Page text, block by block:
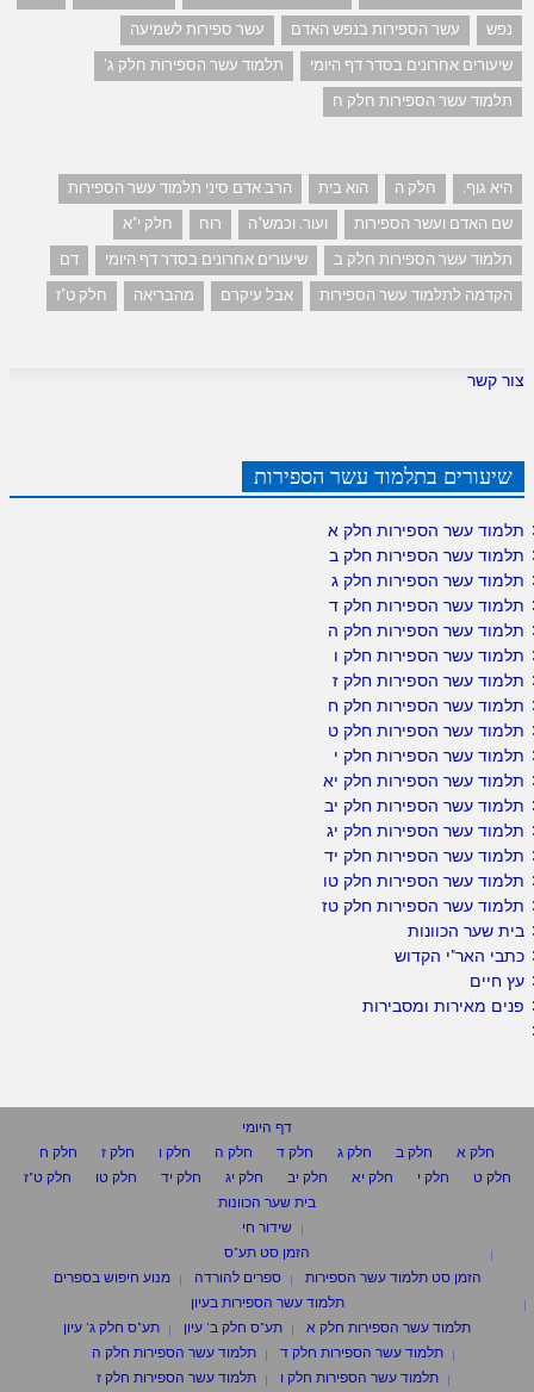
נפש
עשר הספירות בנפש האדם
עשר ספירות לשמיעה
שיעורים אחרונים בסדר דף היומי
תלמוד עשר הספירות חלק ג'
תלמוד עשר הספירות חלק ח
היא גוף. חלק ה הוא בית
הרב אדם סיני תלמוד עשר הספירות
שם האדם ועשר הספירות
ועור. וכמש"ה רוח
חלק י"א
תלמוד עשר הספירות חלק ב
שיעורים אחרונים בסדר דף היומי
דם
הקדמה לתלמוד עשר הספירות
אבל עיקרם מהבריאה חלק ט"ז
צור קשר
שיעורים בתלמוד עשר הספירות
תלמוד עשר הספירות חלק א
תלמוד עשר הספירות חלק ב
תלמוד עשר הספירות חלק ג
תלמוד עשר הספירות חלק ד
תלמוד עשר הספירות חלק ה
תלמוד עשר הספירות חלק ו
תלמוד עשר הספירות חלק ז
תלמוד עשר הספירות חלק ח
תלמוד עשר הספירות חלק ט
תלמוד עשר הספירות חלק י
תלמוד עשר הספירות חלק יא
תלמוד עשר הספירות חלק יב
תלמוד עשר הספירות חלק יג
תלמוד עשר הספירות חלק יד
תלמוד עשר הספירות חלק טו
תלמוד עשר הספירות חלק טז
בית שער הכוונות
כתבי האר"י הקדוש
עץ חיים
פנים מאירות ומסבירות
דף היומי
חלק א
חלק ב חלק ג חלק ד חלק ה חלק ו חלק ז
חלק ח
חלק ט
חלק י חלק יא חלק יב חלק יג חלק יד חלק טו
חלק ט"ז
בית שער הכוונות
שידור חי
הזמן סט תע"ס
הזמן סט תלמוד עשר הספירות
ספרים להורדה
מנוע חיפוש בספרים
תלמוד עשר הספירות בעיון
תלמוד עשר הספירות חלק א
תע"ס חלק ב' עיון
תע"ס חלק ג' עיון
תלמוד עשר הספירות חלק ד
תלמוד עשר הספירות חלק ה
תלמוד עשר הספירות חלק ו
תלמוד עשר הספירות חלק ז